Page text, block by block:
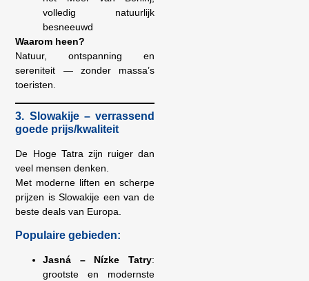
volledig natuurlijk
besneeuwd
Waarom heen?
Natuur, ontspanning en
sereniteit — zonder massa’s
toeristen.
3. Slowakije – verrassend
goede prijs/kwaliteit
De Hoge Tatra zijn ruiger dan
veel mensen denken.
Met moderne liften en scherpe
prijzen is Slowakije een van de
beste deals van Europa.
Populaire gebieden:
Jasná – Nízke Tatry:
grootste en modernste